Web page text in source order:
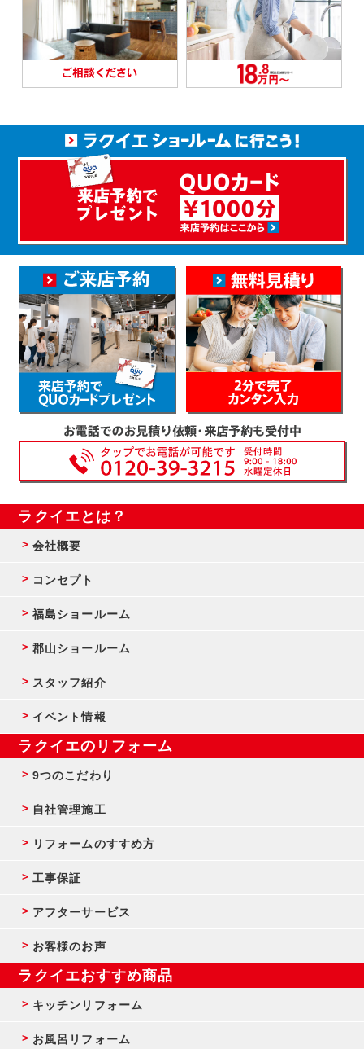
ラクイエとは？
会社概要
コンセプト
福島ショールーム
郡山ショールーム
スタッフ紹介
イベント情報
ラクイエのリフォーム
9つのこだわり
自社管理施工
リフォームのすすめ方
工事保証
アフターサービス
お客様のお声
ラクイエおすすめ商品
キッチンリフォーム
お風呂リフォーム